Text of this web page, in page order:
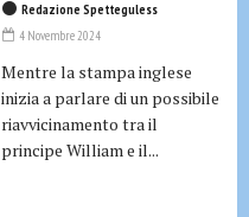
Redazione Spetteguless
4 Novembre 2024
Mentre la stampa inglese
inizia a parlare di un possibile
riavvicinamento tra il
principe William e il...